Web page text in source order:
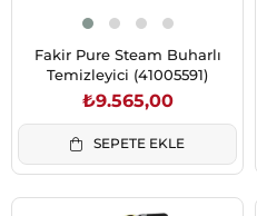
Fakir Pure Steam Buharlı
Temizleyici (41005591)
₺9.565,00
SEPETE EKLE